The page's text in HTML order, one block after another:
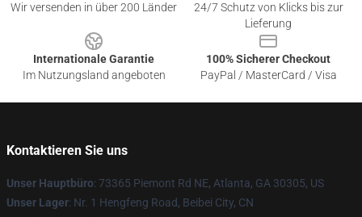
Wir versenden in über 200 Länder
24/7 Schutz von Klicks bis zur
Lieferung
Internationale Garantie
Im Nutzungsland angeboten
100% Sicherer Checkout
PayPal / MasterCard / Visa
Kontaktieren Sie uns
Unser Hauptbüro: 73365 Piemont Rd NE, Atlanta, GA 30305, US
Unser Lager: Nr. 1 Hengfeng Road, Beibei City, CN